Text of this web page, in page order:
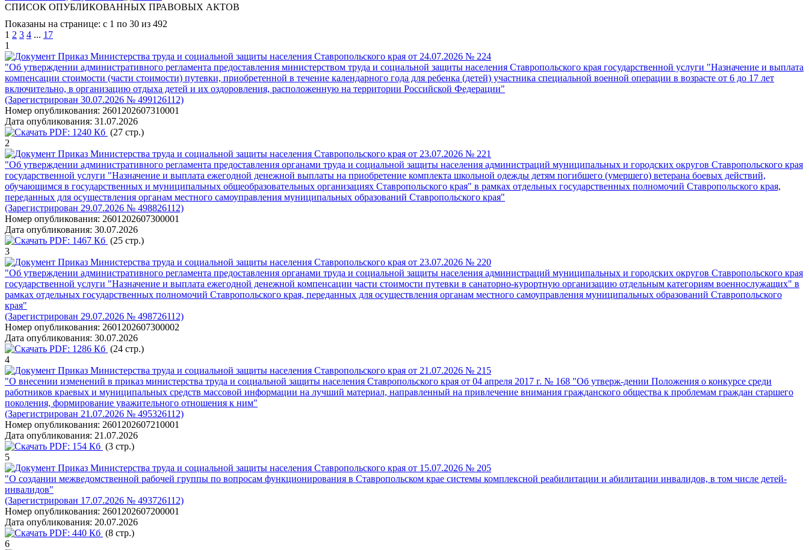
СПИСОК ОПУБЛИКОВАННЫХ ПРАВОВЫХ АКТОВ
Показаны на странице: с 1 по 30 из 492
1 2 3 4 ... 17
1
Приказ Министерства труда и социальной защиты населения Ставропольского края от 24.07.2026 № 224
"Об утверждении административного регламента предоставления министерством труда и социальной защиты населения Ставропольского края государственной услуги "Назначение и выплата
компенсации стоимости (части стоимости) путевки, приобретенной в течение календарного года для ребенка (детей) участника специальной военной операции в возрасте от 6 до 17 лет
включительно, в организацию отдыха детей и их оздоровления, расположенную на территории Российской Федерации"
(Зарегистрирован 30.07.2026 № 499126112)
Номер опубликования: 2601202607310001
Дата опубликования: 31.07.2026
PDF: 1240 Кб (27 стр.)
2
Приказ Министерства труда и социальной защиты населения Ставропольского края от 23.07.2026 № 221
"Об утверждении административного регламента предоставления органами труда и социальной защиты населения администраций муниципальных и городских округов Ставропольского края
государственной услуги "Назначение и выплата ежегодной денежной выплаты на приобретение комплекта школьной одежды детям погибшего (умершего) ветерана боевых действий,
обучающимся в государственных и муниципальных общеобразовательных организациях Ставропольского края" в рамках отдельных государственных полномочий Ставропольского края,
переданных для осуществления органам местного самоуправления муниципальных образований Ставропольского края"
(Зарегистрирован 29.07.2026 № 498826112)
Номер опубликования: 2601202607300001
Дата опубликования: 30.07.2026
PDF: 1467 Кб (25 стр.)
3
Приказ Министерства труда и социальной защиты населения Ставропольского края от 23.07.2026 № 220
"Об утверждении административного регламента предоставления органами труда и социальной защиты населения администраций муниципальных и городских округов Ставропольского края
государственной услуги "Назначение и выплата ежегодной денежной компенсации части стоимости путевки в санаторно-курортную организацию отдельным категориям военнослужащих" в
рамках отдельных государственных полномочий Ставропольского края, переданных для осуществления органам местного самоуправления муниципальных образований Ставропольского
края"
(Зарегистрирован 29.07.2026 № 498726112)
Номер опубликования: 2601202607300002
Дата опубликования: 30.07.2026
PDF: 1286 Кб (24 стр.)
4
Приказ Министерства труда и социальной защиты населения Ставропольского края от 21.07.2026 № 215
"О внесении изменений в приказ министерства труда и социальной защиты населения Ставропольского края от 04 апреля 2017 г. № 168 "Об утверж-дении Положения о конкурсе среди
работников краевых и муниципальных средств массовой информации на лучший материал, направленный на привлечение внимания гражданского общества к проблемам граждан старшего
поколения, формирование уважительного отношения к ним"
(Зарегистрирован 21.07.2026 № 495326112)
Номер опубликования: 2601202607210001
Дата опубликования: 21.07.2026
PDF: 154 Кб (3 стр.)
5
Приказ Министерства труда и социальной защиты населения Ставропольского края от 15.07.2026 № 205
"О создании межведомственной рабочей группы по вопросам функционирования в Ставропольском крае системы комплексной реабилитации и абилитации инвалидов, в том числе детей-
инвалидов"
(Зарегистрирован 17.07.2026 № 493726112)
Номер опубликования: 2601202607200001
Дата опубликования: 20.07.2026
PDF: 440 Кб (8 стр.)
6